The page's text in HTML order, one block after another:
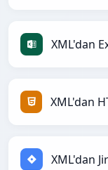
XML'dan
XML'dan